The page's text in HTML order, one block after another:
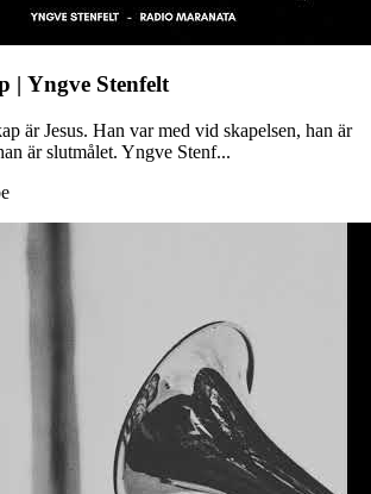
| Yngve Stenfelt
är Jesus. Han var med vid skapelsen, han är
är slutmålet. Yngve Stenf...